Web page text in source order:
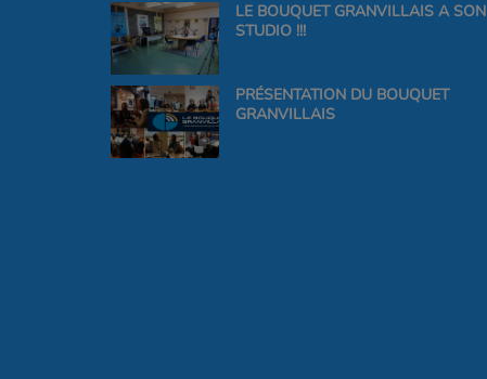
LE BOUQUET GRANVILLAIS A SON
STUDIO !!!
PRÉSENTATION DU BOUQUET
GRANVILLAIS